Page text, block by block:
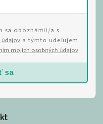
sa oboznámil/a s
údajova týmto udeľujem
mojich osobných údajov
sa